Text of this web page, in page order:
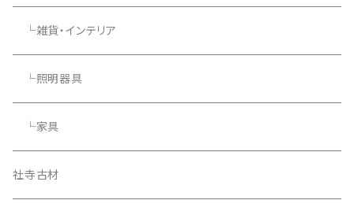
└雑貨・インテリア
└照明器具
└家具
社寺古材